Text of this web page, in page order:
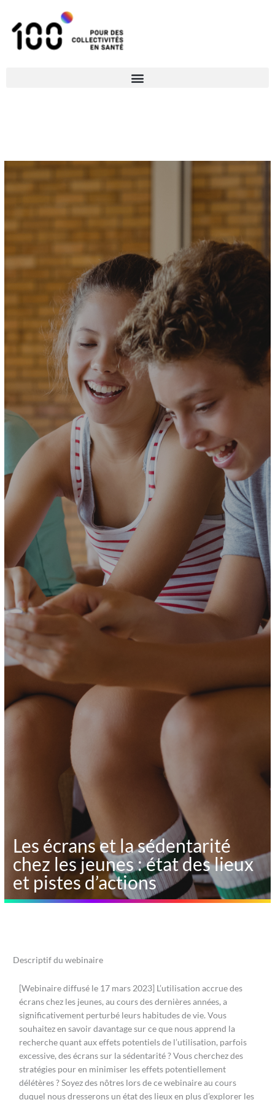
Les écrans et la sédentarité
chez les jeunes : état des lieux
et pistes d’actions
Descriptif du webinaire
[Webinaire diffusé le 17 mars 2023] L’utilisation accrue des
écrans chez les jeunes, au cours des dernières années, a
significativement perturbé leurs habitudes de vie.Vous
souhaitez en savoir davantage surce que nousapprend la
recherchequant aux effets potentielsde l’utilisation, parfois
excessive,des écranssur la sédentarité?Vouscherchez des
stratégies pouren minimiser les effets potentiellement
délétères?Soyez des nôtres lors de cewebinaireau cours
duquel nousdresserons un état des lieuxen plus d’explorer les